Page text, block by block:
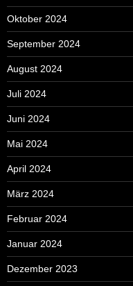
Oktober 2024
September 2024
August 2024
Juli 2024
Juni 2024
Mai 2024
April 2024
März 2024
Februar 2024
Januar 2024
Dezember 2023